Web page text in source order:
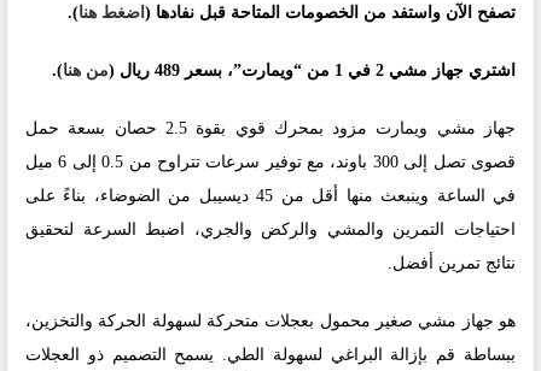
تصفح الآن واستفد من الخصومات المتاحة قبل نفادها ( اضغط هنا).
اشتري جهاز مشي 2 في 1 من “ويمارت”، بسعر 489 ريال ( من هنا).
جهاز مشي ويمارت مزود بمحرك قوي بقوة 2.5 حصان بسعة حمل
قصوى تصل إلى 300 باوند، مع توفير سرعات تتراوح من 0.5 إلى 6 ميل
في الساعة وينبعث منها أقل من 45 ديسيبل من الضوضاء، بناءً على
احتياجات التمرين والمشي والركض والجري، اضبط السرعة لتحقيق
نتائج تمرين أفضل.
هو جهاز مشي صغير محمول بعجلات متحركة لسهولة الحركة والتخزين،
ببساطة قم بإزالة البراغي لسهولة الطي. يسمح التصميم ذو العجلات